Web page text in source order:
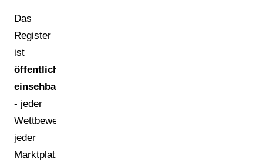
Das
Register
ist
öffentlich
einsehbar
- jeder
Wettbewerber,
jeder
Marktplatz